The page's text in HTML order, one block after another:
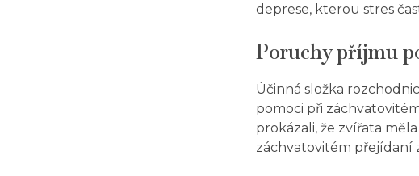
deprese, kterou stres
Poruchy příjmu
Účinná složka
pomoci při
prokázali, že zvířata
záchvatovitém přejídaní